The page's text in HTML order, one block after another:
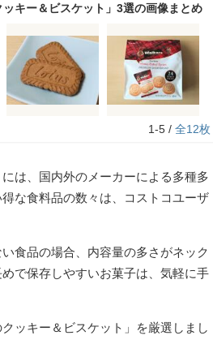
キー＆ビスケット」3選の画像まとめ
1-5 / 全12枚
は、国内外のメーカーによる多種多
な食料品の数々は、コストコユーザ
食品の場合、内容量の多さがネック
で保存しやすいお菓子は、気軽に手
ッキー＆ビスケット」を厳選しまし